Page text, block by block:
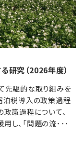
研究（2026年度）
先駆的な取り組みを
泊税導入の政策過程
策過程について、
し、「問題の流･･･